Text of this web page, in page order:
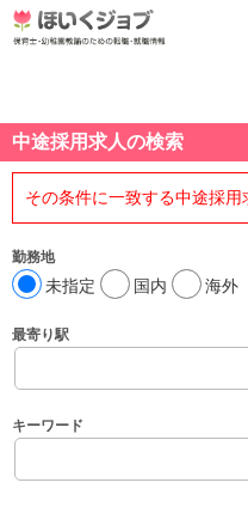
中途採用求人の検索
その条件に一致する中途採用
勤務地
未指定 国内 海外
最寄り駅
キーワード